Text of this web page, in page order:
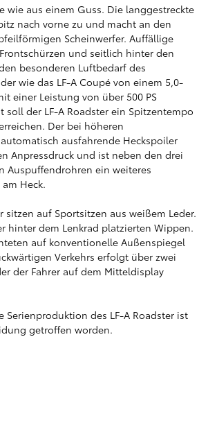
wie aus einem Guss. Die langgestreckte
nach vorne zu und macht an den
Scheinwerfer. Auffällige
und seitlich hinter den
besonderen Luftbedarf des
wie das LF-A Coupé von einem 5,0-
einer Leistung von über 500 PS
soll der LF-A Roadster ein Spitzentempo
Der bei höheren
ausfahrende Heckspoiler
Anpressdruck und ist neben den drei
Auspuffendrohren ein weiteres
Heck.
sitzen auf Sportsitzen aus weißem Leder.
hinter dem Lenkrad platzierten Wippen.
auf konventionelle Außenspiegel
Verkehrs erfolgt über zwei
der Fahrer auf dem Mitteldisplay
Serienproduktion des LF-A Roadster ist
getroffen worden.